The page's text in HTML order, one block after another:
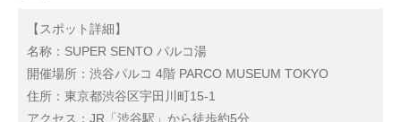
【スポット詳細】
名称：SUPER SENTO パルコ湯
開催場所：渋谷パルコ 4階 PARCO MUSEUM TOKYO
住所：東京都渋谷区宇田川町15-1
アクセス：JR「渋谷駅」から徒歩約5分